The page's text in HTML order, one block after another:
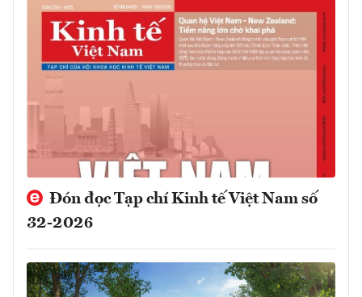
Đón đọc Tạp chí Kinh tế Việt Nam số
32-2026